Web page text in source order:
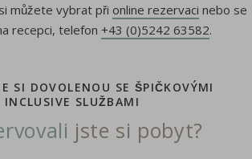
můžete vybrat při online rezervaci nebo se
recepci, telefon +43 (0)5242 63582.
SI DOVOLENOU SE ŠPIČKOVÝMI
INCLUSIVE SLUŽBAMI
jste si pobyt?